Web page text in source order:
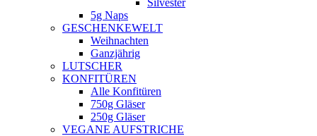
Silvester
5g Naps
GESCHENKEWELT
Weihnachten
Ganzjährig
LUTSCHER
KONFITÜREN
Alle Konfitüren
750g Gläser
250g Gläser
VEGANE AUFSTRICHE